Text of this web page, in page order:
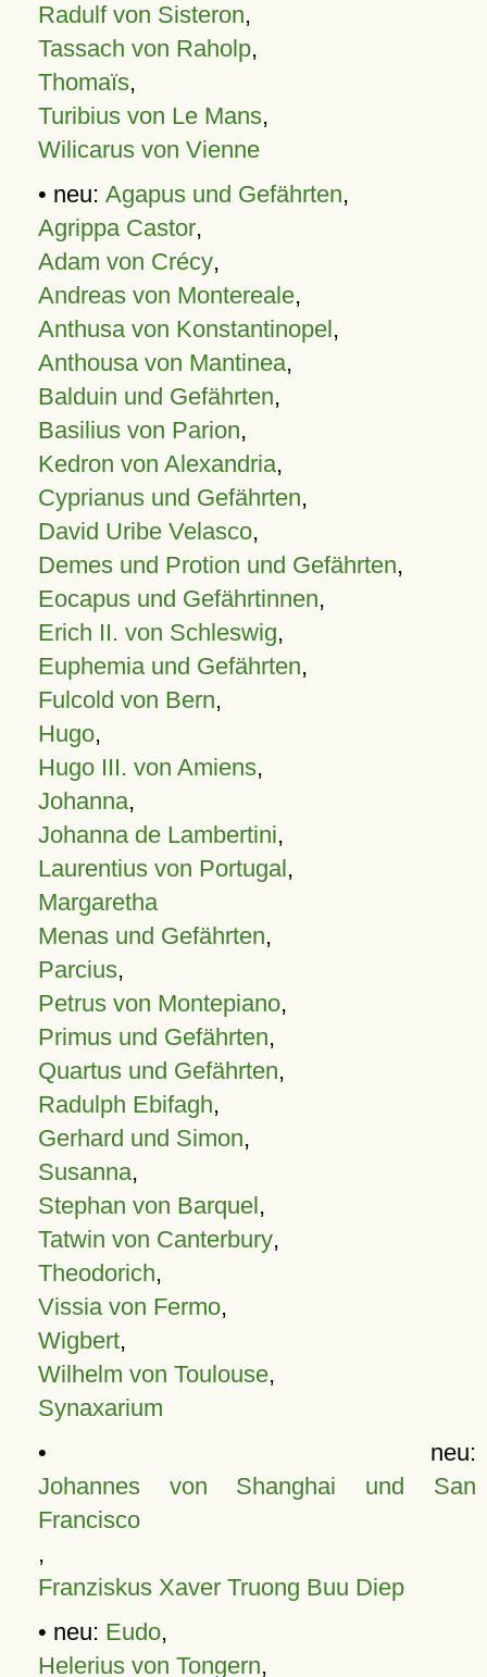
Radulf von Sisteron,
Tassach von Raholp,
Thomaïs,
Turibius von Le Mans,
Wilicarus von Vienne
• neu: Agapus und Gefährten,
Agrippa Castor,
Adam von Crécy,
Andreas von Montereale,
Anthusa von Konstantinopel,
Anthousa von Mantinea,
Balduin und Gefährten,
Basilius von Parion,
Kedron von Alexandria,
Cyprianus und Gefährten,
David Uribe Velasco,
Demes und Protion und Gefährten,
Eocapus und Gefährtinnen,
Erich II. von Schleswig,
Euphemia und Gefährten,
Fulcold von Bern,
Hugo,
Hugo III. von Amiens,
Johanna,
Johanna de Lambertini,
Laurentius von Portugal,
Margaretha
Menas und Gefährten,
Parcius,
Petrus von Montepiano,
Primus und Gefährten,
Quartus und Gefährten,
Radulph Ebifagh,
Gerhard und Simon,
Susanna,
Stephan von Barquel,
Tatwin von Canterbury,
Theodorich,
Vissia von Fermo,
Wigbert,
Wilhelm von Toulouse,
Synaxarium
• neu:
Johannes von Shanghai und San
Francisco
,
Franziskus Xaver Truong Buu Diep
• neu: Eudo,
Helerius von Tongern,